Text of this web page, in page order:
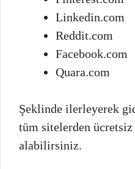
Linkedin.com
Reddit.com
Facebook.com
Quara.com
Şeklinde ilerleyerek
tüm sitelerden
alabilirsiniz.